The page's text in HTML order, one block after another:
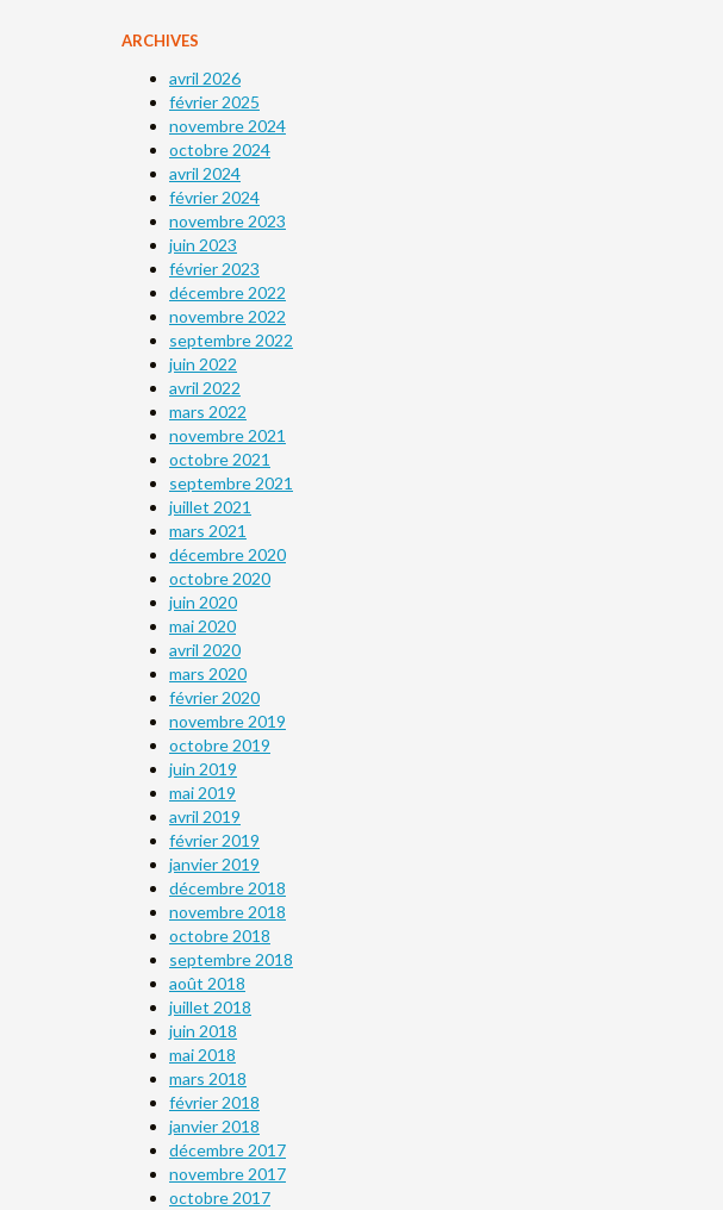
ARCHIVES
avril 2026
février 2025
novembre 2024
octobre 2024
avril 2024
février 2024
novembre 2023
juin 2023
février 2023
décembre 2022
novembre 2022
septembre 2022
juin 2022
avril 2022
mars 2022
novembre 2021
octobre 2021
septembre 2021
juillet 2021
mars 2021
décembre 2020
octobre 2020
juin 2020
mai 2020
avril 2020
mars 2020
février 2020
novembre 2019
octobre 2019
juin 2019
mai 2019
avril 2019
février 2019
janvier 2019
décembre 2018
novembre 2018
octobre 2018
septembre 2018
août 2018
juillet 2018
juin 2018
mai 2018
mars 2018
février 2018
janvier 2018
décembre 2017
novembre 2017
octobre 2017